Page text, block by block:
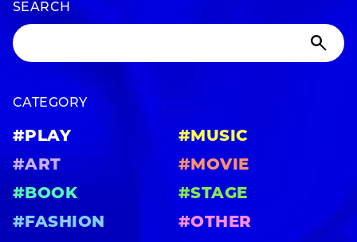
SEARCH
CATEGORY
#PLAY
#MUSIC
#ART
#MOVIE
#BOOK
#STAGE
#FASHION
#OTHER